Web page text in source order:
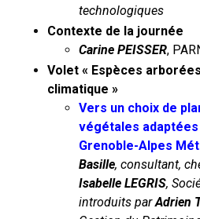
technologiques
Contexte de la journée
Carine PEISSER,
Volet « Espèces
climatique »
Vers un choix de
végétales
Grenoble-Alpes
Basille, consultant,
Isabelle LEGRIS,
introduits parAdrien